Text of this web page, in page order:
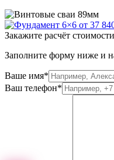
Закажите расчёт
Заполните форму ниже и
Ваше имя*
Ваш телефон*